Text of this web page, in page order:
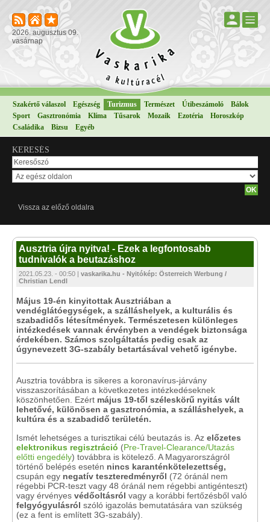
2026. augusztus 09.
vasárnap
Szakértő válaszol Egészség Turizmus Természet Útibeszámoló
Bálok
Sport
Gasztronómia Klíma Tűsarok Mozaik Ezotéria
Horoszkóp
Családika
Bizsu Egyéb
KERESÉS
Vissza az előző oldalra
Ausztria újra nyitva! - Ezek a legfontosabb
tudnivalók a beutazáshoz
2021.05.23. - 00:50 | vaskarika.hu - Nyitókép: Österreich Werbung /
Christian Lendl
Május 19-én kinyitottak Ausztriában a
vendéglátóegységek, a szálláshelyek, a kulturális és
szabadidős létesítmények. Természetesen különleges
intézkedések vannak érvényben a vendégek biztonsága
érdekében. Számos szolgáltatás pedig csak az
úgynevezett 3G-szabály betartásával vehető igénybe.
Ausztria továbbra is sikeres a koronavírus-járvány
visszaszorításában a következetes intézkedéseknek
köszönhetően. Ezért május 19-től széleskörű nyitás vált
lehetővé, különösen a gasztronómia, a szálláshelyek, a
kultúra és a szabadidő területén.
Ismét lehetséges a turisztikai célú beutazás is. Az előzetes
elektronikus regisztráció (Pre-Travel-Clearance/Utazás
előtti engedély) továbbra is kötelező. A Magyarországról
történő belépés esetén nincs karanténkötelezettség,
csupán egy negatív teszteredményről (72 óránál nem
régebbi PCR-teszt vagy 48 óránál nem régebbi antigénteszt)
vagy érvényes védőoltásról vagy a korábbi fertőzésből való
felgyógyulásról szóló igazolás bemutatására van szükség
(ez a fent is említett 3G-szabály).